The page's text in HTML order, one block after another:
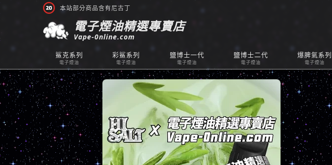
本站部分商品含有尼古丁
電子煙油精選專賣店
Vape-0nline.com
鯊克系列
電子煙油
彩鯊系列
電子煙油
鹽博士一代
電子煙油
鹽博士二代
電子煙油
爆脾氣系列
電子煙油